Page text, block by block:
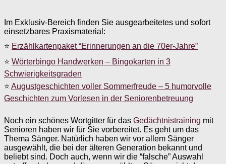
Im Exklusiv-Bereich finden Sie ausgearbeitetes und sofort
einsetzbares Praxismaterial:
⭐ Erzählkartenpaket “Erinnerungen an die 70er-Jahre”
⭐ Wörterbingo Handwerken – Bingokarten in 3
Schwierigkeitsgraden
⭐ Augustgeschichten voller Sommerfreude – 5 humorvolle
Geschichten zum Vorlesen in der Seniorenbetreuung
Noch ein schönes Wortgitter für das Gedächtnistraining mit
Senioren haben wir für Sie vorbereitet. Es geht um das
Thema Sänger. Natürlich haben wir vor allem Sänger
ausgewählt, die bei der älteren Generation bekannt und
beliebt sind. Doch auch, wenn wir die “falsche” Auswahl